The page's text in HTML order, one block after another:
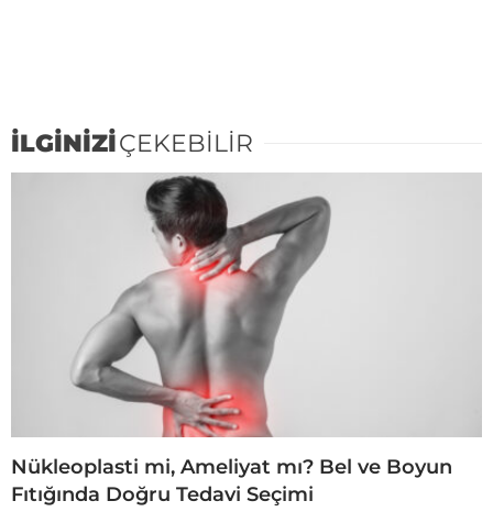
İLGİNİZİÇEKEBİLİR
Nükleoplasti mi, Ameliyat mı? Bel ve Boyun
Fıtığında Doğru Tedavi Seçimi